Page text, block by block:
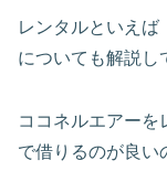
レンタルといえば
についても解説し
ココネルエアーを
で借りるのが良い